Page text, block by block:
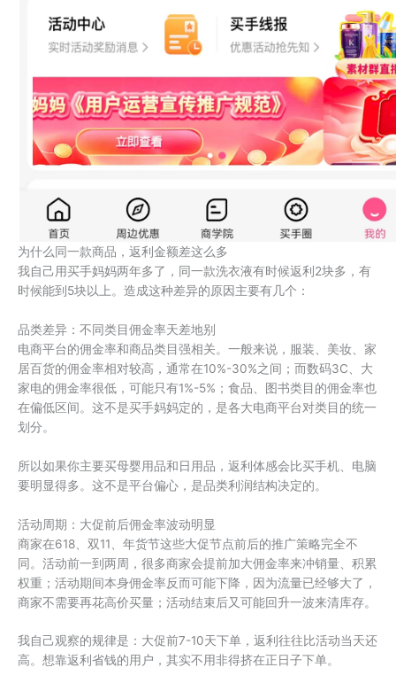
为什么同一款商品，返利金额差这么多
我自己用买手妈妈两年多了，同一款洗衣液有时候返利2块多，有
时候能到5块以上。造成这种差异的原因主要有几个：
品类差异：不同类目佣金率天差地别
电商平台的佣金率和商品类目强相关。一般来说，服装、美妆、家
居百货的佣金率相对较高，通常在10%-30%之间；而数码3C、大
家电的佣金率很低，可能只有1%-5%；食品、图书类目的佣金率也
在偏低区间。这不是买手妈妈定的，是各大电商平台对类目的统一
划分。
所以如果你主要买母婴用品和日用品，返利体感会比买手机、电脑
要明显得多。这不是平台偏心，是品类利润结构决定的。
活动周期：大促前后佣金率波动明显
商家在618、双11、年货节这些大促节点前后的推广策略完全不
同。活动前一到两周，很多商家会提前加大佣金率来冲销量、积累
权重；活动期间本身佣金率反而可能下降，因为流量已经够大了，
商家不需要再花高价买量；活动结束后又可能回升一波来清库存。
我自己观察的规律是：大促前7-10天下单，返利往往比活动当天还
高。想靠返利省钱的用户，其实不用非得挤在正日子下单。